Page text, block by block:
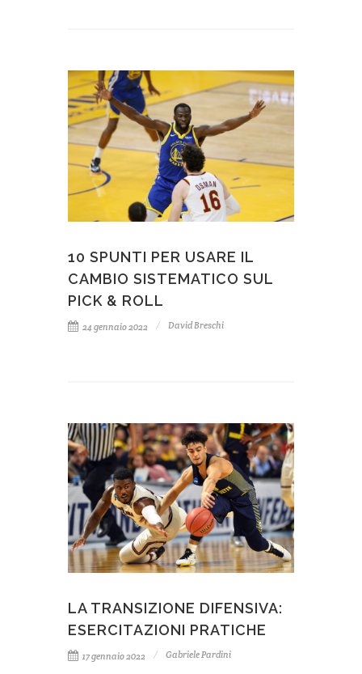
10 SPUNTI PER USARE IL
CAMBIO SISTEMATICO SUL
PICK & ROLL
24 gennaio 2022 David Breschi
LA TRANSIZIONE DIFENSIVA:
ESERCITAZIONI PRATICHE
17 gennaio 2022 Gabriele Pardini